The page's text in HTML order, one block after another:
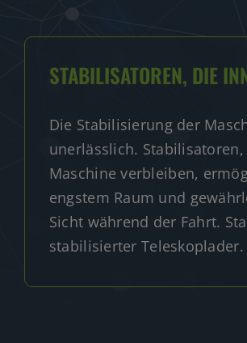
STABILISATOREN, DIE
Die Stabilisierung der
unerlässlich.
Maschine verbleiben,
engstem Raum und
Sicht während der Fahrt.
stabilisierter Teleskoplader.